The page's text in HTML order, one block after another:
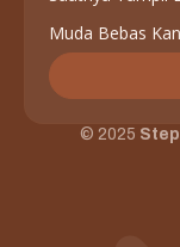
Muda Bebas
© 2025